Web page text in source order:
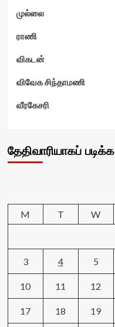
முல்லை
ராணி
விகடன்
விவேக சிந்தாமணி
வீரகேசரி
தேதிவாரியாகப் படிக்க
M
T W
3 4 5
10 11 12
17 18 19